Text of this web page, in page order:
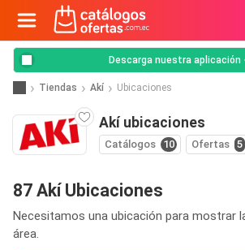
Descarga nuestra aplicación
Tiendas Akí Ubicaciones
Akí ubicaciones
Catálogos 10 Ofertas 5
87 Akí Ubicaciones
Necesitamos una ubicación para mostrar
área.